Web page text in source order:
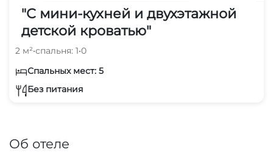
"С мини-кухней и двухэтажной
детской кроватью"
2 м²•спальня: 1•0
Спальных мест: 5
Без питания
Об отеле